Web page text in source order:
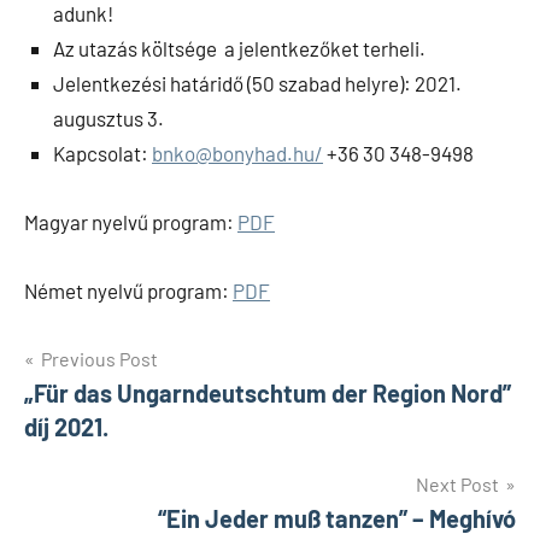
adunk!
Az utazás költsége a jelentkezőket terheli.
Jelentkezési határidő (50 szabad helyre): 2021.
augusztus 3.
Kapcsolat: bnko@bonyhad.hu/ +36 30 348-9498
Magyar nyelvű program: PDF
Német nyelvű program: PDF
Bejegyzés
navigáció
Previous Post
„Für das Ungarndeutschtum der Region Nord”
díj 2021.
Next Post
“Ein Jeder muß tanzen” – Meghívó